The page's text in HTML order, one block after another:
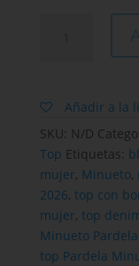
con
aves
cantidad
Añadir a la
SKU: N/D
Top Etiquetas:
mujer, Minueto,
2026, top con
mujer, top
Minueto
top Pardela